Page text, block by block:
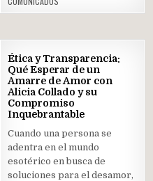
26
Posted
in
Ética y Transparencia:
Qué Esperar de un
Amarre de Amor con
Alicia Collado y su
Compromiso
Inquebrantable
Cuando una persona se
adentra en el mundo
esotérico en busca de
soluciones para el desamor,